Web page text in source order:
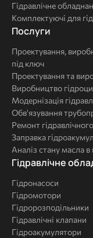
Гідравлічне
Комплектуючі для
Послуги
Послуги
Проектування,
під ключ
Проектування та
Виробництво
Модернізація
Обв'язування
Ремонт
Заправка
Аналіз стану масла в
Комплексні
Гідравлічне
Гідронасоси
Гідромотори
Гідророзподільники
Гідравлічні клапани
Гідроакумулятори